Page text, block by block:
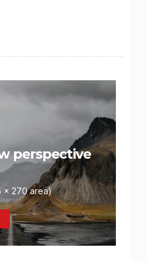
perspective
x 270 area)